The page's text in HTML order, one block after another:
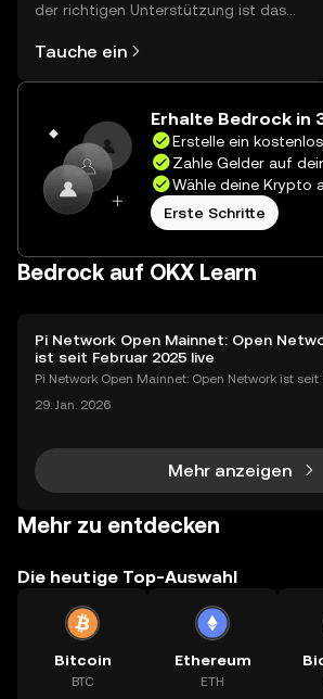
der richtigen Unterstützung ist das
direkt in der OKX-App oder hier im
Web los und starte deine persönliche
Tauche ein
Erhalte Bedrock in
Erstelle ein
Zahle Gelder auf
Wähle deine Krypto
Erste Schritte
Bedrock auf OKX Learn
Pi Network Open Mainnet: Open
ist seit Februar 2025 live
Pi Network Open Mainnet: Open Network ist seit
l: Open Network period of Mainnet) ist seit
29. Jan. 2026
Mehr anzeigen
Mehr zu entdecken
Die heutige Top-Auswahl
Bitcoin
BTC
Ethereum
ETH